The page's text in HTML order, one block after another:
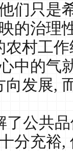
们只是
的治理
农村工
中的气
向发展,
了公共
分充裕,